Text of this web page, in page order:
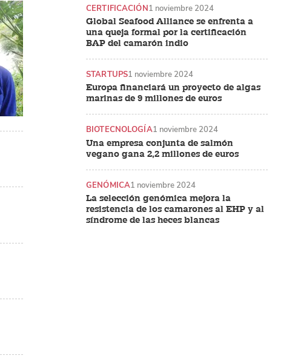
Global Seafood Alliance se enfrenta a
una queja formal por la certificación
BAP del camarón indio
CERTIFICACIÓN1 noviembre 2024
Europa financiará un proyecto de algas
marinas de 9 millones de euros
STARTUPS1 noviembre 2024
Una empresa conjunta de salmón
vegano gana 2,2 millones de euros
BIOTECNOLOGÍA1 noviembre 2024
La selección genómica mejora la
resistencia de los camarones al EHP y al
síndrome de las heces blancas
GENÓMICA1 noviembre 2024